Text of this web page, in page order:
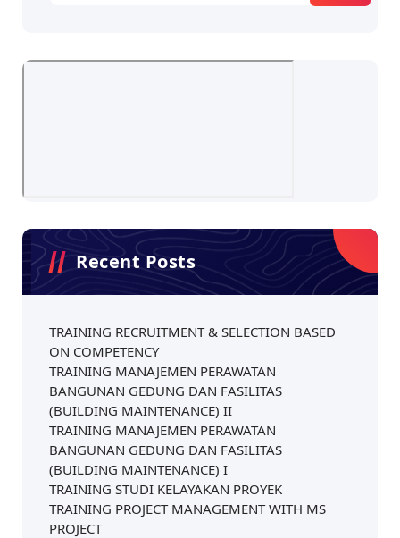
Recent Posts
TRAINING RECRUITMENT & SELECTION BASED
ON COMPETENCY
TRAINING MANAJEMEN PERAWATAN
BANGUNAN GEDUNG DAN FASILITAS
(BUILDING MAINTENANCE) II
TRAINING MANAJEMEN PERAWATAN
BANGUNAN GEDUNG DAN FASILITAS
(BUILDING MAINTENANCE) I
TRAINING STUDI KELAYAKAN PROYEK
TRAINING PROJECT MANAGEMENT WITH MS
PROJECT